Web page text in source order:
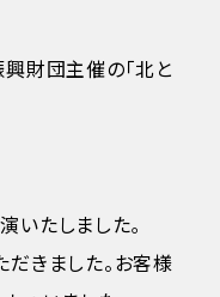
財団主催の「北と
いたしました｡
きました。お客様